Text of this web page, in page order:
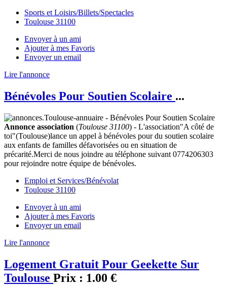
Sports et Loisirs/Billets/Spectacles
Toulouse 31100
Envoyer à un ami
Ajouter à mes Favoris
Envoyer un email
Lire l'annonce
Bénévoles Pour Soutien Scolaire ...
Annonce association (Toulouse 31100) - L'association"A côté de
toi"(Toulouse)lance un appel à bénévoles pour du soutien scolaire
aux enfants de familles défavorisées ou en situation de
précarité.Merci de nous joindre au téléphone suivant 0774206303
pour rejoindre notre équipe de bénévoles.
Emploi et Services/Bénévolat
Toulouse 31100
Envoyer à un ami
Ajouter à mes Favoris
Envoyer un email
Lire l'annonce
Logement Gratuit Pour Geekette Sur
Toulouse Prix : 1.00 €